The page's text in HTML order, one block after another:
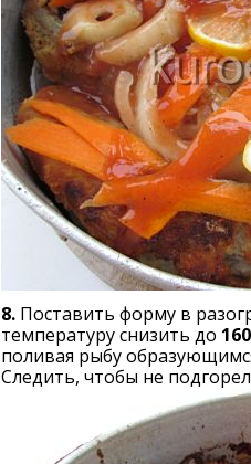
8.Поставить форму в
температуру снизить до
поливая рыбу
Следить, чтобы не